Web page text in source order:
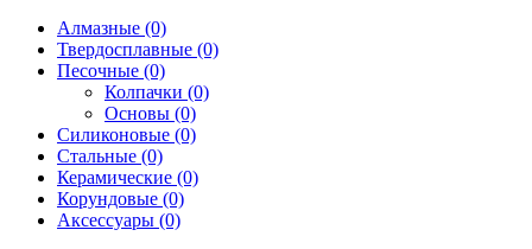
Алмазные (0)
Твердосплавные (0)
Песочные (0)
Колпачки (0)
Основы (0)
Силиконовые (0)
Стальные (0)
Керамические (0)
Корундовые (0)
Аксессуары (0)